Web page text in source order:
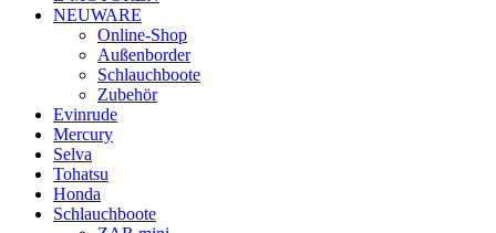
NEUWARE
Online-Shop
Außenborder
Schlauchboote
Zubehör
Evinrude
Mercury
Selva
Tohatsu
Honda
Schlauchboote